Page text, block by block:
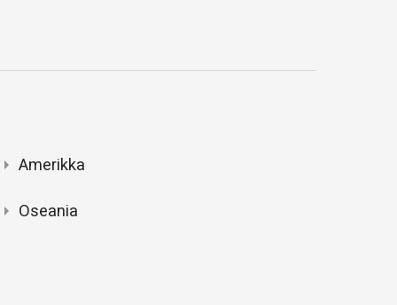
Amerikka
Oseania